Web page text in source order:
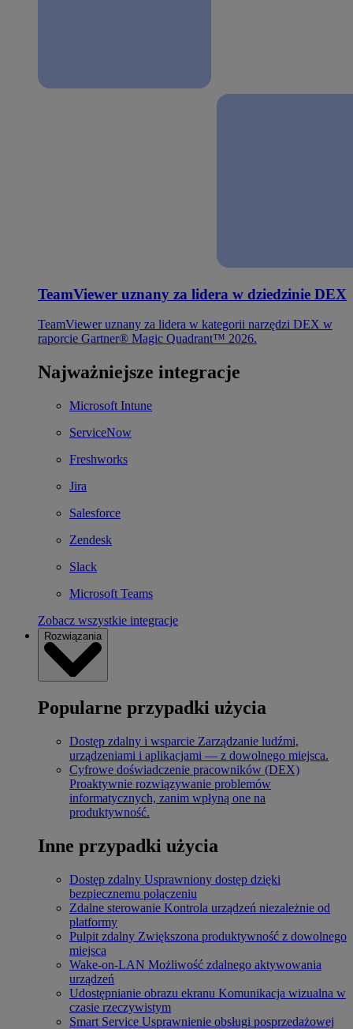
TeamViewer uznany za lidera w dziedzinie DEX
TeamViewer uznany za lidera w kategorii narzędzi DEX w
raporcie Gartner® Magic Quadrant™ 2026.
Najważniejsze integracje
Microsoft Intune
ServiceNow
Freshworks
Jira
Salesforce
Zendesk
Slack
Microsoft Teams
Zobacz wszystkie integracje
Rozwiązania
Popularne przypadki użycia
Dostęp zdalny i wsparcie Zarządzanie ludźmi,
urządzeniami i aplikacjami — z dowolnego miejsca.
Cyfrowe doświadczenie pracowników (DEX)
Proaktywnie rozwiązywanie problemów
informatycznych, zanim wpłyną one na
produktywność.
Inne przypadki użycia
Dostęp zdalny Usprawniony dostęp dzięki
bezpiecznemu połączeniu
Zdalne sterowanie Kontrola urządzeń niezależnie od
platformy
Pulpit zdalny Zwiększona produktywność z dowolnego
miejsca
Wake-on-LAN Możliwość zdalnego aktywowania
urządzeń
Udostępnianie obrazu ekranu Komunikacja wizualna w
czasie rzeczywistym
Smart Service Usprawnienie obsługi posprzedażowej